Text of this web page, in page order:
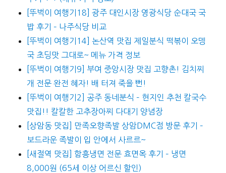
[뚜벅이 여행기18] 광주 대인시장 영광식당 순대국 국
밥 후기 – 나주식당 비교
[뚜벅이 여행기14] 논산역 맛집 제일분식 떡볶이 오뎅
국 초딩맛 그대로~ 메뉴 가격 정보
[뚜벅이 여행기9] 부여 중앙시장 맛집 고향촌! 김치찌
개 전문 완전 혜자! 배 터져 죽을 뻔!
[뚜벅이 여행기2] 공주 동네분식 – 현지인 추천 칼국수
맛집!! 칼칼한 고추장아찌 다대기 양념장
[상암동 맛집] 만족오향족발 상암DMC점 방문 후기 –
보드라운 족발이 입 안에서 사르르~
[새절역 맛집] 함흥냉면 전문 효면옥 후기 – 냉면
8,000원 (65세 이상 어르신 할인)